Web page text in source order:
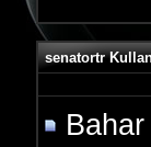
senatortr